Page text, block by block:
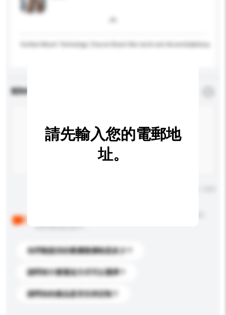
Surface-Mount Technology Chip-on-Board Box build and Assembly&nbsp;
查詢內容
你的查詢訊息中。
你們能提供的最優惠價格是多少？
請問有什麼運送方式可以選擇？
請問你的產品是否支持定制？
請先輸入您的電郵地
址。